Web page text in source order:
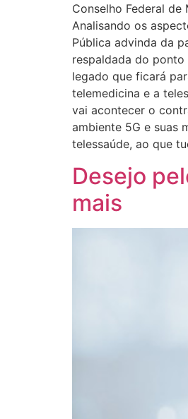
Conselho Federal
Analisando os
Pública advinda da
respaldada do
legado que ficará
telemedicina e a
vai acontecer o
ambiente 5G e suas
telessaúde, ao que
Desejo
mais